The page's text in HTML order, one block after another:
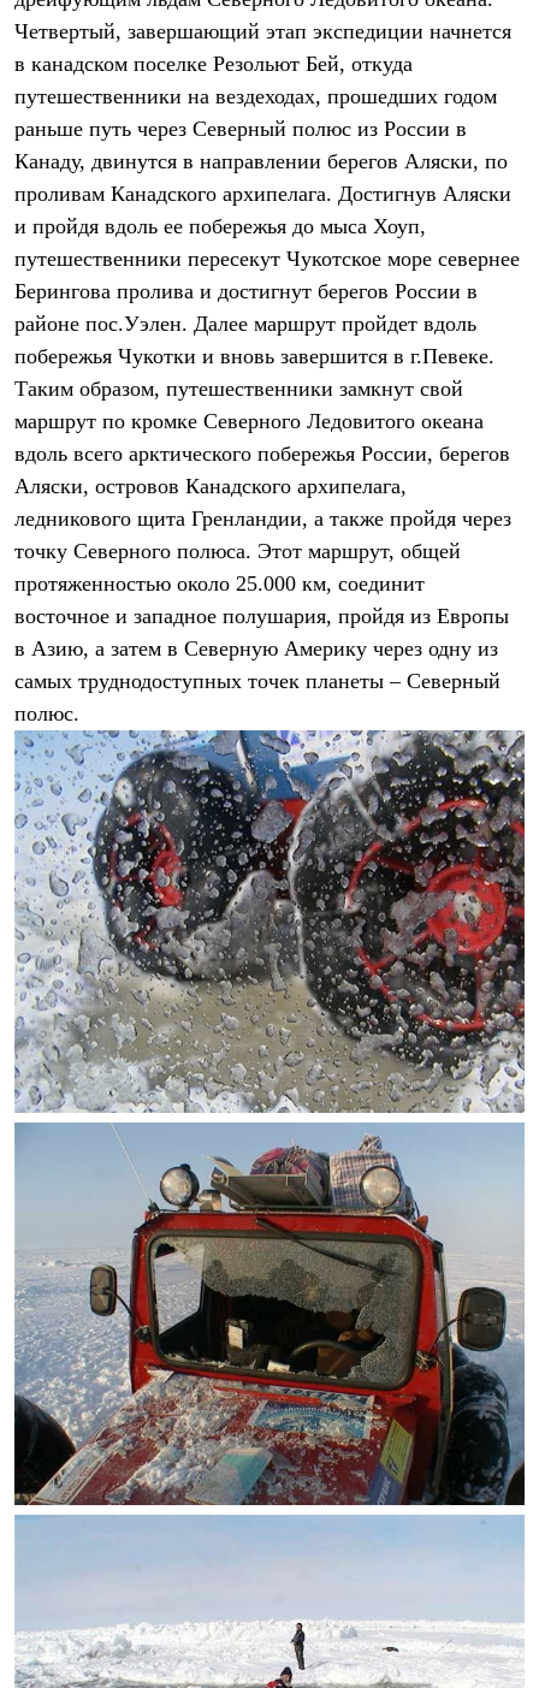
PEAK
ЗА ПОЛЯРНЫМ КРУГОМ
TREK
BASK kids
CITY
BASK juno
Дневник капитана
Каталог дилеров
Компания
Баск сегодня
История
Отцы основатели
Производство
Баск в вашем городе
Контроль качества
Технологии
Команда Баск
Сотрудничество
Стать дилером
Корпоративным клиентам
Услуги
Где купить
Четвертый, завершающий этап экспедиции начнется
в канадском поселке Резольют Бей, откуда
путешественники на вездеходах, прошедших годом
раньше путь через Северный полюс из России в
Канаду, двинутся в направлении берегов Аляски, по
проливам Канадского архипелага. Достигнув Аляски
и пройдя вдоль ее побережья до мыса Хоуп,
путешественники пересекут Чукотское море севернее
Берингова пролива и достигнут берегов России в
районе пос.Уэлен. Далее маршрут пройдет вдоль
побережья Чукотки и вновь завершится в г.Певеке.
Таким образом, путешественники замкнут свой
маршрут по кромке Северного Ледовитого океана
вдоль всего арктического побережья России, берегов
Аляски, островов Канадского архипелага,
ледникового щита Гренландии, а также пройдя через
точку Северного полюса. Этот маршрут, общей
протяженностью около 25.000 км, соединит
восточное и западное полушария, пройдя из Европы
в Азию, а затем в Северную Америку через одну из
самых труднодоступных точек планеты – Северный
полюс.